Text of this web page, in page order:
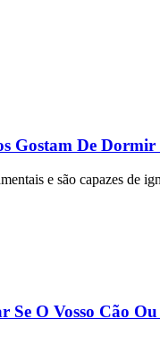
Gostam De
e são capazes de
Se O Vosso Cão